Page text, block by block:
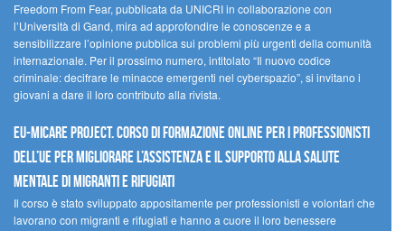
Freedom From Fear, pubblicata da UNICRI in collaborazione con
l’Università di Gand, mira ad approfondire le conoscenze e a
sensibilizzare l’opinione pubblica sui problemi più urgenti della comunità
internazionale. Per il prossimo numero, intitolato “Il nuovo codice
criminale: decifrare le minacce emergenti nel cyberspazio”, si invitano i
giovani a dare il loro contributo alla rivista.
EU-MiCare Project. Corso di formazione online per i professionisti
dell’UE per migliorare l’assistenza e il supporto alla salute
mentale di migranti e rifugiati
Il corso è stato sviluppato appositamente per professionisti e volontari che
lavorano con migranti e rifugiati e hanno a cuore il loro benessere